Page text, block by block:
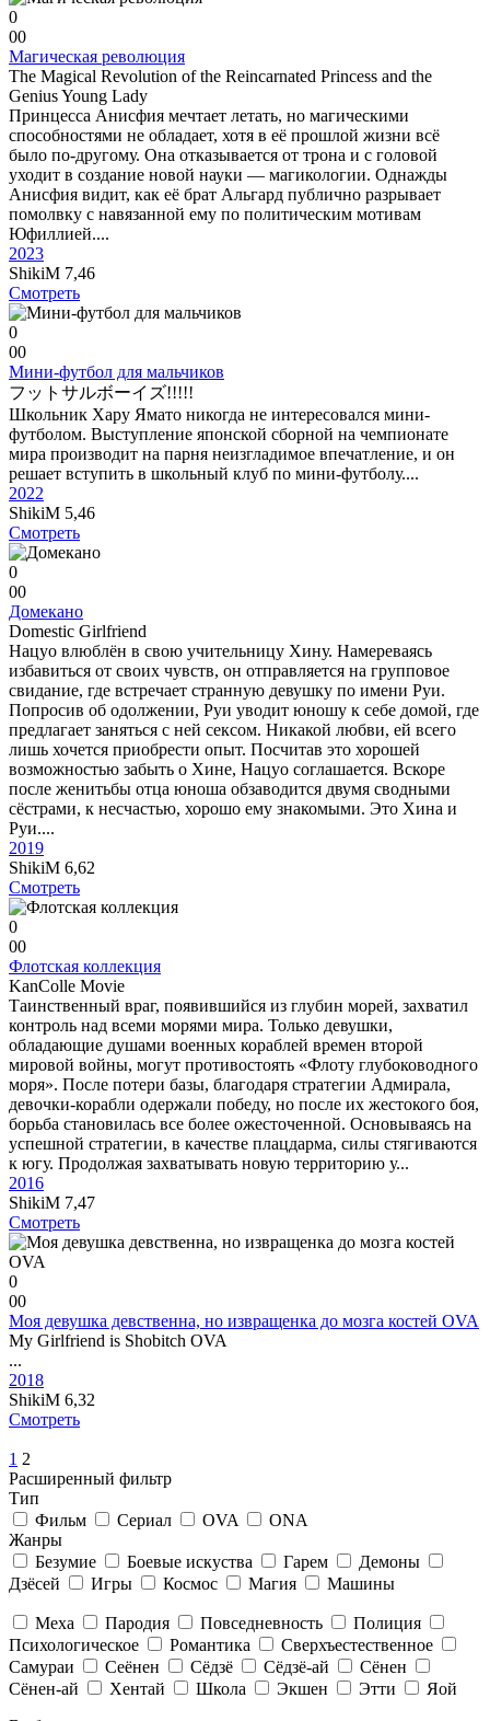
0
00
Магическая революция
The Magical Revolution of the Reincarnated Princess and the
Genius Young Lady
Принцесса Анисфия мечтает летать, но магическими
способностями не обладает, хотя в её прошлой жизни всё
было по-другому. Она отказывается от трона и с головой
уходит в создание новой науки — магикологии. Однажды
Анисфия видит, как её брат Альгард публично разрывает
помолвку с навязанной ему по политическим мотивам
Юфиллией....
2023
ShikiM 7,46
Смотреть
0
00
Мини-футбол для мальчиков
フットサルボーイズ!!!!!
Школьник Хару Ямато никогда не интересовался мини-
футболом. Выступление японской сборной на чемпионате
мира производит на парня неизгладимое впечатление, и он
решает вступить в школьный клуб по мини-футболу....
2022
ShikiM 5,46
Смотреть
0
00
Домекано
Domestic Girlfriend
Нацуо влюблён в свою учительницу Хину. Намереваясь
избавиться от своих чувств, он отправляется на групповое
свидание, где встречает странную девушку по имени Руи.
Попросив об одолжении, Руи уводит юношу к себе домой, где
предлагает заняться с ней сексом. Никакой любви, ей всего
лишь хочется приобрести опыт. Посчитав это хорошей
возможностью забыть о Хине, Нацуо соглашается. Вскоре
после женитьбы отца юноша обзаводится двумя сводными
сёстрами, к несчастью, хорошо ему знакомыми. Это Хина и
Руи....
2019
ShikiM 6,62
Смотреть
0
00
Флотская коллекция
KanColle Movie
Таинственный враг, появившийся из глубин морей, захватил
контроль над всеми морями мира. Только девушки,
обладающие душами военных кораблей времен второй
мировой войны, могут противостоять «Флоту глубоководного
моря». После потери базы, благодаря стратегии Адмирала,
девочки-корабли одержали победу, но после их жестокого боя,
борьба становилась все более ожесточенной. Основываясь на
успешной стратегии, в качестве плацдарма, силы стягиваются
к югу. Продолжая захватывать новую территорию у...
2016
ShikiM 7,47
Смотреть
0
00
Моя девушка девственна, но извращенка до мозга костей OVA
My Girlfriend is Shobitch OVA
...
2018
ShikiM 6,32
Смотреть
1 2
Расширенный фильтр
Тип
Фильм
Сериал OVA
ONA
Жанры
Безумие
Боевые искуства Гарем
Демоны
Дзёсей
Игры Космос Магия Машины
Меха Пародия Повседневность
Полиция
Психологическое
Романтика
Сверхъестественное
Самураи
Сеёнен Сёдзё Сёдзё-ай
Сёнен
Сёнен-ай
Хентай Школа Экшен Этти
Яой